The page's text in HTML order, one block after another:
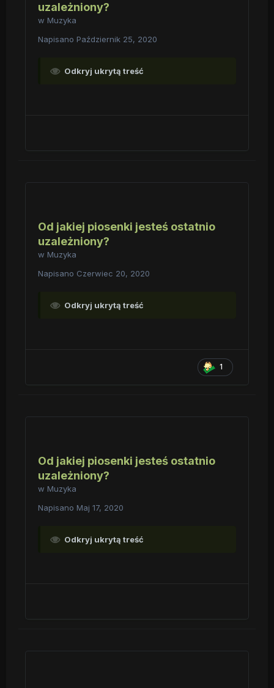
uzależniony?
w Muzyka
Napisano Październik 25, 2020
Odkryj ukrytą treść
Od jakiej piosenki jesteś ostatnio
uzależniony?
w Muzyka
Napisano Czerwiec 20, 2020
Odkryj ukrytą treść
1
Od jakiej piosenki jesteś ostatnio
uzależniony?
w Muzyka
Napisano Maj 17, 2020
Odkryj ukrytą treść